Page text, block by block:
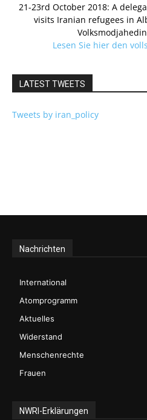
21-23rd October 2018: A
visits Iranian refugees in
Lesen Sie hier den
LATEST TWEETS
Tweets by iran_policy
Nachrichten
International
Atomprogramm
Aktuelles
Widerstand
Menschenrechte
Frauen
NWRI-Erklärungen